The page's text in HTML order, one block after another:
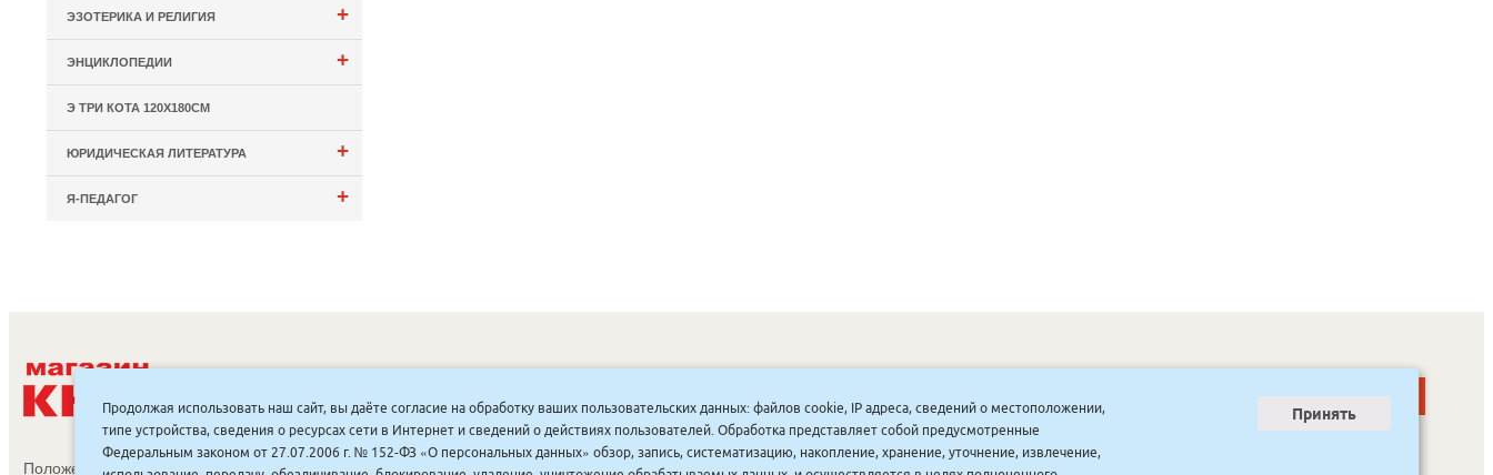
+
ЭЗОТЕРИКА И РЕЛИГИЯ
+
ЭНЦИКЛОПЕДИИ
Э ТРИ КОТА 120Х180СМ
+
ЮРИДИЧЕСКАЯ ЛИТЕРАТУРА
+
Я-ПЕДАГОГ
Положение об обработке и защите персональных данных
ДИСКОНТНАЙ СИСТЕМА
ЮРИДИЧЕСКАЙ ВАКАНСИЯЛАР |
ООО “Канцпроф”, ул. Красильникова, 8, строение 3
Продолжая использовать наш сайт, вы даёте согласие на обработку ваших пользовательских данных: файлов cookie, IP адреса, сведений о местоположении,
типе устройства, сведения о ресурсах сети в Интернет и сведений о действиях пользователей. Обработка представляет собой предусмотренные
Федеральным законом от 27.07.2006 г. № 152-ФЗ «О персональных данных» обзор, запись, систематизацию, накопление, хранение, уточнение, извлечение,
Принять